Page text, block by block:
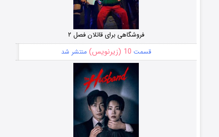
فروشگاهی برای قاتلان فصل ۲
قسمت 10 (زیرنویس) منتشر شد